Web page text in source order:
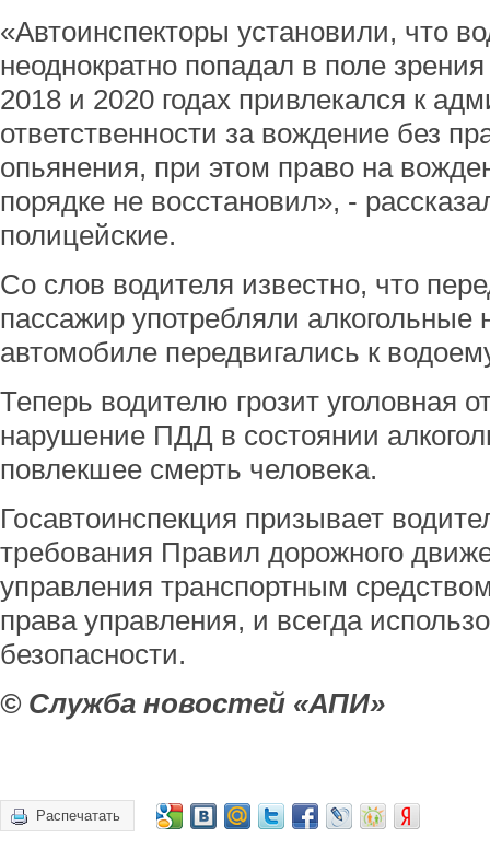
«Автоинспекторы установили, что
неоднократно попадал в поле
2018 и 2020 годах привлекался к
ответственности за вождение без
опьянения, при этом право на
порядке не восстановил», -
полицейские.
Со слов водителя известно, что
пассажир употребляли алкогольные
автомобиле передвигались к
Теперь водителю грозит уголовная
нарушение ПДД в состоянии
повлекшее смерть человека.
Госавтоинспекция призывает
требования Правил дорожного
управления транспортным
права управления, и всегда
безопасности.
© Служба новостей «АПИ»
Распечатать